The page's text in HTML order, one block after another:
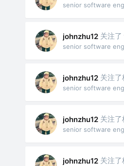
senior software
johnzhu12 关注了
senior software
johnzhu12 关注了
senior software
johnzhu12 关注了
senior software
johnzhu12 关注了